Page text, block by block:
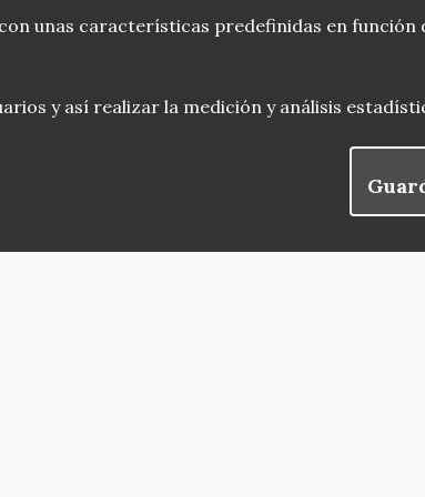
unas características predefinidas en función
y así realizar la medición y análisis